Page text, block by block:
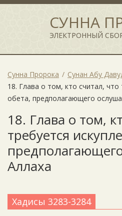
СУННА
ЭЛЕКТРОННЫЙ
Сунна Пророка Сунан Абу
18. Глава о том, кто считал, что
обета, предполагающего
18. Глава о том,
требуется
Аллаха
Хадисы 3283-3284